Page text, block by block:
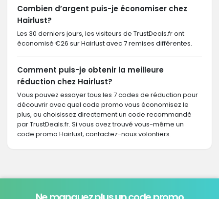
Combien d’argent puis-je économiser chez
Hairlust?
Les 30 derniers jours, les visiteurs de TrustDeals.fr ont
économisé €26 sur Hairlust avec 7 remises différentes.
Comment puis-je obtenir la meilleure
réduction chez Hairlust?
Vous pouvez essayer tous les 7 codes de réduction pour
découvrir avec quel code promo vous économisez le
plus, ou choisissez directement un code recommandé
par TrustDeals.fr. Si vous avez trouvé vous-même un
code promo Hairlust, contactez-nous volontiers.